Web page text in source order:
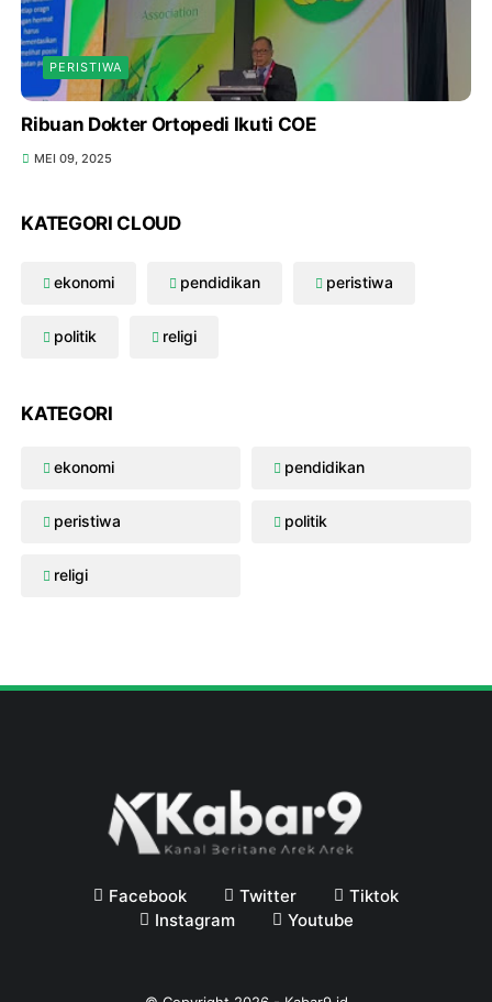
PERISTIWA
Ribuan Dokter Ortopedi Ikuti COE
MEI 09, 2025
KATEGORI CLOUD
ekonomi pendidikan peristiwa
politik religi
KATEGORI
ekonomi pendidikan
peristiwa politik
religi
Facebook Twitter
Tiktok
Instagram
Youtube